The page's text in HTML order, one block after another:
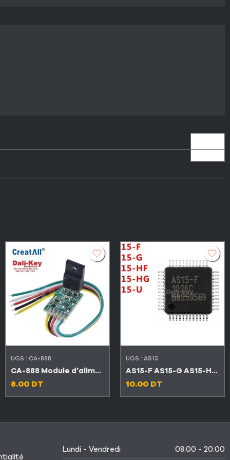
UGS : CA-888
CA-888 Module d’alimentation universel TV LED et LCD
8.00 DT
UGS : AS15
AS15-F AS15-G AS15-HF AS15-HG AS15-U
10.00 DT
Lundi - Vendredi 08:00 - 20:00